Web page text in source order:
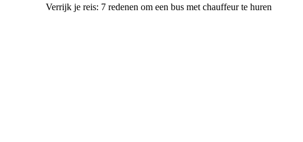
Verrijk je reis: 7 redenen om een bus met chauffeur te huren